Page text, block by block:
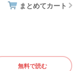
まとめてカート
無料で読む